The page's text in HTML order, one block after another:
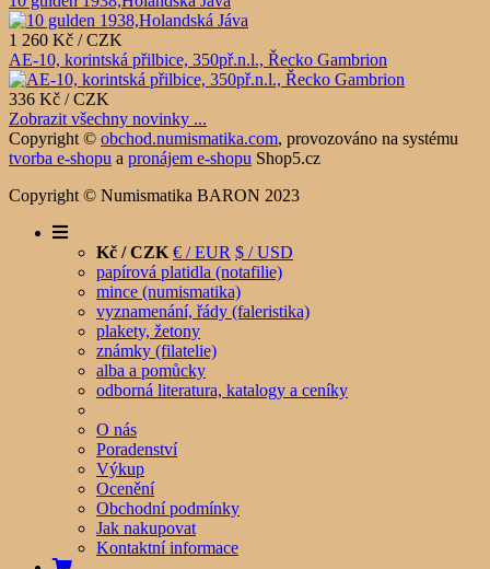
1 260 Kč / CZK
AE-10, korintská přilbice, 350př.n.l., Řecko Gambrion
336 Kč / CZK
Zobrazit všechny novinky ...
Copyright © obchod.numismatika.com, provozováno na systému
tvorba e-shopu a pronájem e-shopu Shop5.cz
Copyright © Numismatika BARON 2023
Kč / CZK € / EUR $ / USD
papírová platidla (notafilie)
mince (numismatika)
vyznamenání, řády (faleristika)
plakety, žetony
známky (filatelie)
alba a pomůcky
odborná literatura, katalogy a ceníky
O nás
Poradenství
Výkup
Ocenění
Obchodní podmínky
Jak nakupovat
Kontaktní informace